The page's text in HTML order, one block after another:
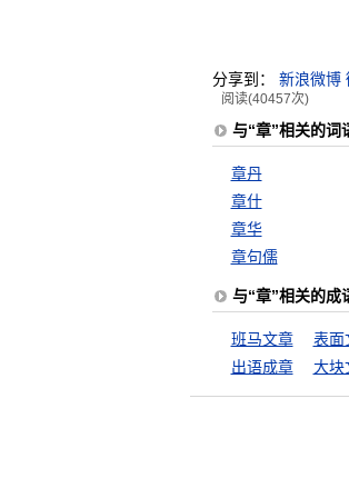
分享到： 新浪微博
阅读(40457次)
与“章”相关的词
章丹
章什
章华
章句儒
与“章”相关的成
班马文章 表面
出语成章
大块